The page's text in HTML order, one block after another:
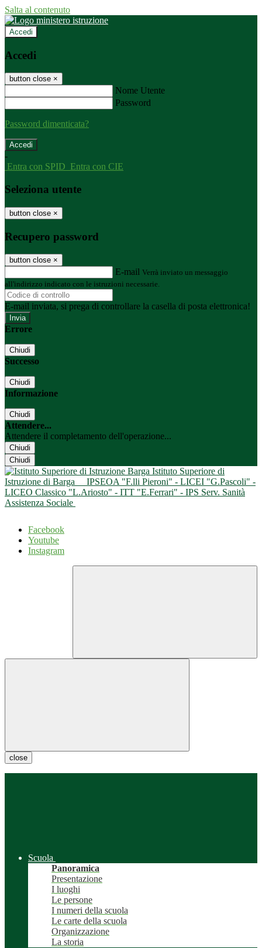
Salta al contenuto
Accedi
Accedi
button close ×
Nome Utente
Password
Password dimenticata?
-
Entra con SPID Entra con CIE
Seleziona utente
button close ×
Recupero password
button close ×
E-mail Verrà inviato un messaggio
all'indirizzo indicato con le istruzioni necessarie.
E-mail inviata, si prega di controllare la casella di posta elettronica!
Errore
Chiudi
Successo
Chiudi
Informazione
Chiudi
Attendere...
Attendere il completamento dell'operazione...
Chiudi
Chiudi
Istituto Superiore di
Istruzione di Barga
IPSEOA "F.lli Pieroni" - LICEI "G.Pascoli" -
LICEO Classico "L.Ariosto" - ITT "E.Ferrari" - IPS Serv. Sanità
Assistenza Sociale
Facebook
Youtube
Instagram
close
Scuola
Panoramica
Presentazione
I luoghi
Le persone
I numeri della scuola
Le carte della scuola
Organizzazione
La storia